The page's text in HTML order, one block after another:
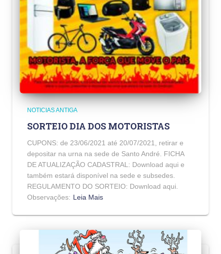
NOTICIAS ANTIGA
SORTEIO DIA DOS MOTORISTAS
CUPONS: de 23/06/2021 até 20/07/2021, retirar e
depositar na urna na sede de Santo André. FICHA
DE ATUALIZAÇÃO CADASTRAL: Download aqui e
também estará disponível na sede e subsedes.
REGULAMENTO DO SORTEIO: Download aqui.
Observações: Leia Mais